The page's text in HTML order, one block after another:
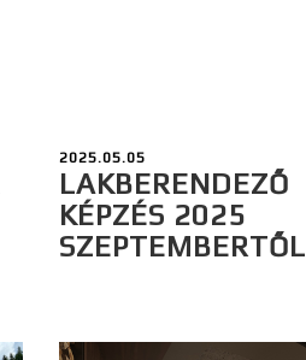
2025.05.05
LAKBERENDEZŐ
KÉPZÉS 2025
SZEPTEMBERTŐL